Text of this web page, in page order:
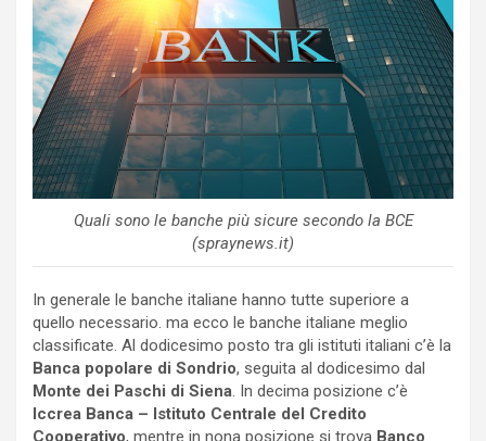
Quali sono le banche più sicure secondo la BCE
(spraynews.it)
In generale le banche italiane hanno tutte superiore a
quello necessario. ma ecco le banche italiane meglio
classificate. Al dodicesimo posto tra gli istituti italiani c’è la
Banca popolare di Sondrio, seguita al dodicesimo dal
Monte dei Paschi di Siena. In decima posizione c’è
Iccrea Banca – Istituto Centrale del Credito
Cooperativo, mentre in nona posizione si trova Banco